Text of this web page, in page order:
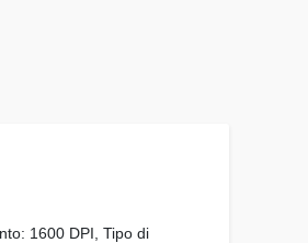
1600 DPI, Tipo di